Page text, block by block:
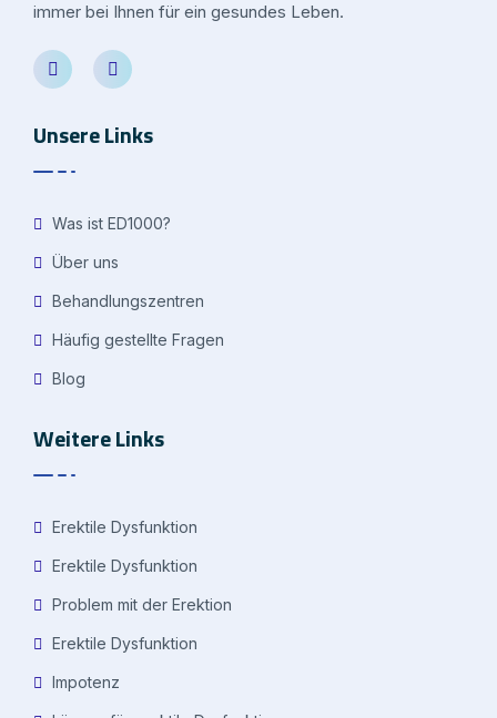
immer bei Ihnen für ein gesundes Leben.
Unsere Links
Was ist ED1000?
Über uns
Behandlungszentren
Häufig gestellte Fragen
Blog
Weitere Links
Erektile Dysfunktion
Erektile Dysfunktion
Problem mit der Erektion
Erektile Dysfunktion
Impotenz